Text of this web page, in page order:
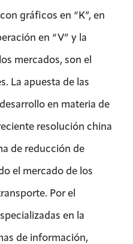
gráficos en “K”, en
en “V” y la
mercados, son el
La apuesta de las
en materia de
resolución china
de reducción de
el mercado de los
Por el
en la
de información,